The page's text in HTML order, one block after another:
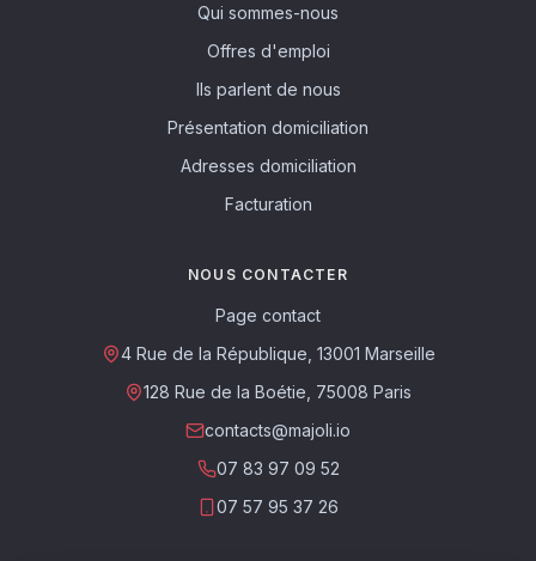
Qui sommes-nous
Offres d'emploi
Ils parlent de nous
Présentation domiciliation
Adresses domiciliation
Facturation
NOUS CONTACTER
Page contact
4 Rue de la République, 13001 Marseille
128 Rue de la Boétie, 75008 Paris
contacts@majoli.io
07 83 97 09 52
07 57 95 37 26